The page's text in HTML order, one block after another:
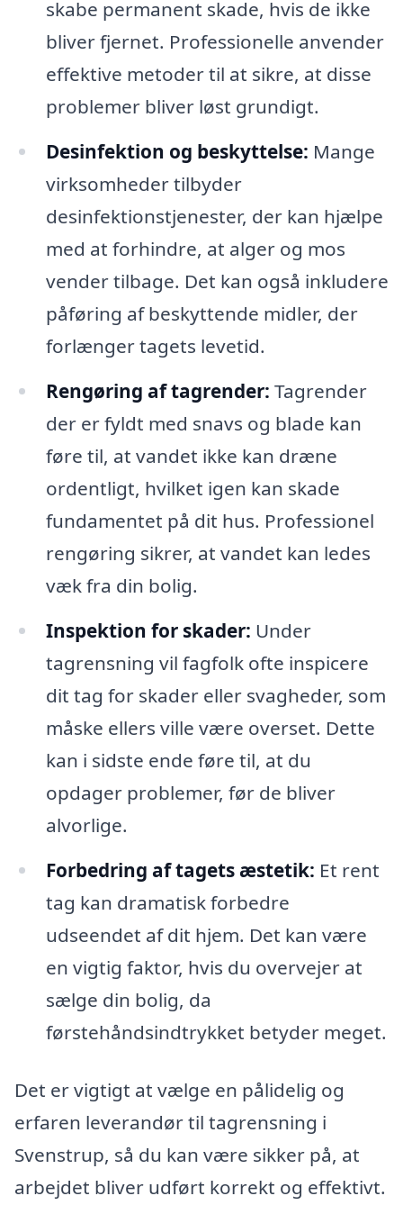
skabe permanent skade, hvis de ikke
bliver fjernet. Professionelle anvender
effektive metoder til at sikre, at disse
problemer bliver løst grundigt.
Desinfektion og beskyttelse: Mange
virksomheder tilbyder
desinfektionstjenester, der kan hjælpe
med at forhindre, at alger og mos
vender tilbage. Det kan også inkludere
påføring af beskyttende midler, der
forlænger tagets levetid.
Rengøring af tagrender: Tagrender
der er fyldt med snavs og blade kan
føre til, at vandet ikke kan dræne
ordentligt, hvilket igen kan skade
fundamentet på dit hus. Professionel
rengøring sikrer, at vandet kan ledes
væk fra din bolig.
Inspektion for skader: Under
tagrensning vil fagfolk ofte inspicere
dit tag for skader eller svagheder, som
måske ellers ville være overset. Dette
kan i sidste ende føre til, at du
opdager problemer, før de bliver
alvorlige.
Forbedring af tagets æstetik: Et rent
tag kan dramatisk forbedre
udseendet af dit hjem. Det kan være
en vigtig faktor, hvis du overvejer at
sælge din bolig, da
førstehåndsindtrykket betyder meget.
Det er vigtigt at vælge en pålidelig og
erfaren leverandør til tagrensning i
Svenstrup, så du kan være sikker på, at
arbejdet bliver udført korrekt og effektivt.